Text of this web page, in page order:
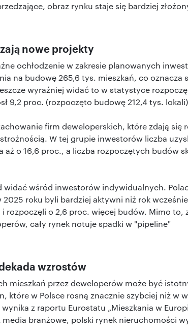
obraz rynku staje się bardziej
nowe projekty
ochłodzenie w zakresie planowanych
na budowę 265,6 tys. mieszkań, co oznacza
wyraźniej widać to w statystyce
9,2 proc. (rozpoczęto budowę 212,4 tys.
firm deweloperskich, które zdają się
W tej grupie inwestorów liczba
aż o 16,6 proc., a liczba rozpoczętych budów
widać wśród inwestorów indywidualnych.
roku byli bardziej aktywni niż rok
rozpoczęli o 2,6 proc. więcej budów. Mimo to,
cały rynek notuje spadki w "pipeline"
wzrostów
mieszkań przez deweloperów może być
które w Polsce rosną znacznie szybciej niż w
z raportu Eurostatu „Mieszkania w
media branżowe, polski rynek nieruchomości